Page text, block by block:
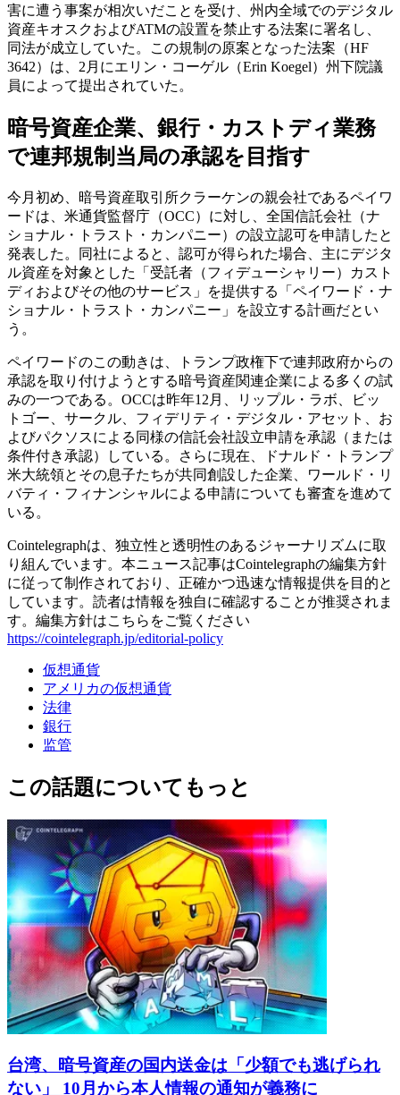
害に遭う事案が相次いだことを受け、州内全域でのデジタル
資産キオスクおよびATMの設置を禁止する法案に署名し、
同法が成立していた。この規制の原案となった法案（HF
3642）は、2月にエリン・コーゲル（Erin Koegel）州下院議
員によって提出されていた。
暗号資産企業、銀行・カストディ業務
で連邦規制当局の承認を目指す
今月初め、暗号資産取引所クラーケンの親会社であるペイワ
ードは、米通貨監督庁（OCC）に対し、全国信託会社（ナ
ショナル・トラスト・カンパニー）の設立認可を申請したと
発表した。同社によると、認可が得られた場合、主にデジタ
ル資産を対象とした「受託者（フィデューシャリー）カスト
ディおよびその他のサービス」を提供する「ペイワード・ナ
ショナル・トラスト・カンパニー」を設立する計画だとい
う。
ペイワードのこの動きは、トランプ政権下で連邦政府からの
承認を取り付けようとする暗号資産関連企業による多くの試
みの一つである。OCCは昨年12月、リップル・ラボ、ビッ
トゴー、サークル、フィデリティ・デジタル・アセット、お
よびパクソスによる同様の信託会社設立申請を承認（または
条件付き承認）している。さらに現在、ドナルド・トランプ
米大統領とその息子たちが共同創設した企業、ワールド・リ
バティ・フィナンシャルによる申請についても審査を進めて
いる。
Cointelegraphは、独立性と透明性のあるジャーナリズムに取
り組んでいます。本ニュース記事はCointelegraphの編集方針
に従って制作されており、正確かつ迅速な情報提供を目的と
しています。読者は情報を独自に確認することが推奨されま
す。編集方針はこちらをご覧ください
https://cointelegraph.jp/editorial-policy
仮想通貨
アメリカの仮想通貨
法律
銀行
监管
この話題についてもっと
台湾、暗号資産の国内送金は「少額でも逃げられ
ない」 10月から本人情報の通知が義務に